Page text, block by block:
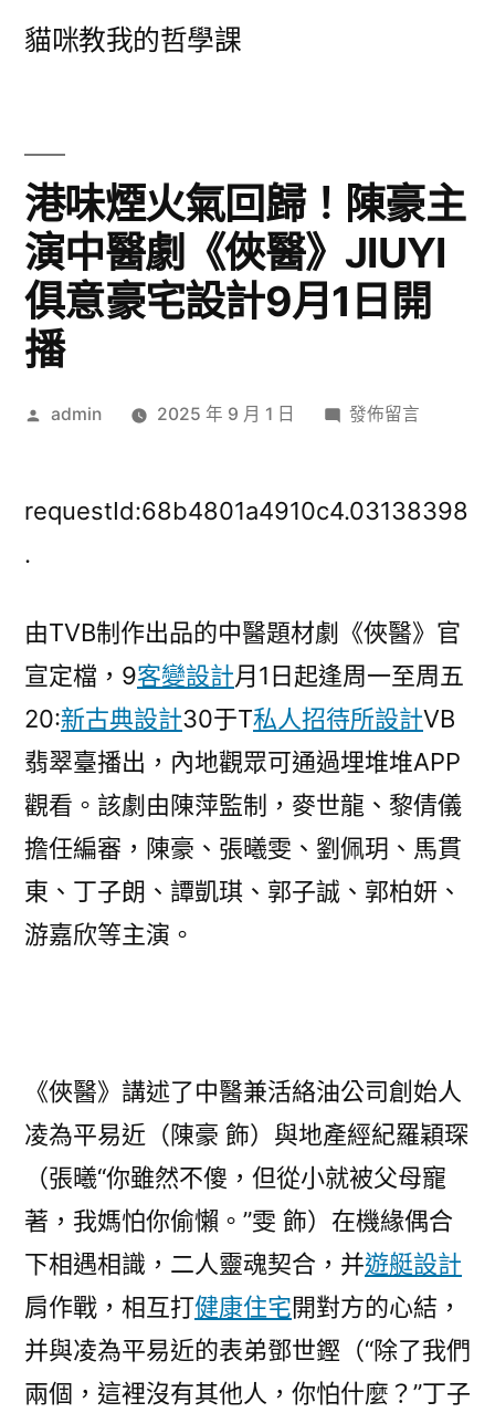
貓咪教我的哲學課
港味煙火氣回歸！陳豪主
演中醫劇《俠醫》JIUYI
俱意豪宅設計9月1日開
播
作
admin 2025 年 9 月 1 日
在
煙
歸！
陳
豪
主
演
醫
劇
《俠
醫》
設
計
月
1
日
開
播〉
發佈留言
requestId:68b4801a4910c4.03138398
.
由TVB制作出品的中醫題材劇《俠醫》官
宣定檔，9客變設計月1日起逢周一至周五
20:新古典設計30于T私人招待所設計VB
翡翠臺播出，內地觀眾可通過埋堆堆APP
觀看。該劇由陳萍監制，麥世龍、黎倩儀
擔任編審，陳豪、張曦雯、劉佩玥、馬貫
東、丁子朗、譚凱琪、郭子誠、郭柏妍、
游嘉欣等主演。
《俠醫》講述了中醫兼活絡油公司創始人
凌為平易近（陳豪 飾）與地產經紀羅穎琛
（張曦“你雖然不傻，但從小就被父母寵
著，我媽怕你偷懶。”雯 飾）在機緣偶合
下相遇相識，二人靈魂契合，并遊艇設計
肩作戰，相互打健康住宅開對方的心結，
并與凌為平易近的表弟鄧世鏗（“除了我們
兩個，這裡沒有其他人，你怕什麼？”丁子